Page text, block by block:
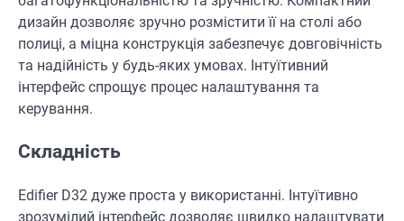
дизайн дозволяє зручно розмістити її на столі або
полиці, а міцна конструкція забезпечує довговічність
та надійність у будь-яких умовах. Інтуїтивний
інтерфейс спрощує процес налаштування та
керування.
Складність
Edifier D32 дуже проста у використанні. Інтуїтивно
зрозумілий інтерфейс дозволяє швидко налаштувати